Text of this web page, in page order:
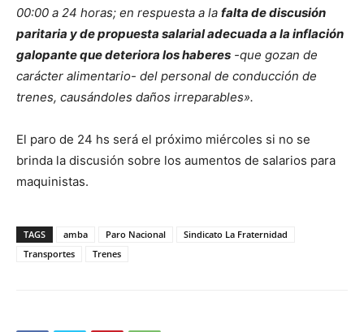
00:00 a 24 horas; en respuesta a la falta de discusión
paritaria y de propuesta salarial adecuada a la inflación
galopante que deteriora los haberes -que gozan de
carácter alimentario- del personal de conducción de
trenes, causándoles daños irreparables».
El paro de 24 hs será el próximo miércoles si no se
brinda la discusión sobre los aumentos de salarios para
maquinistas.
TAGS amba Paro Nacional
Sindicato La Fraternidad
Transportes
Trenes